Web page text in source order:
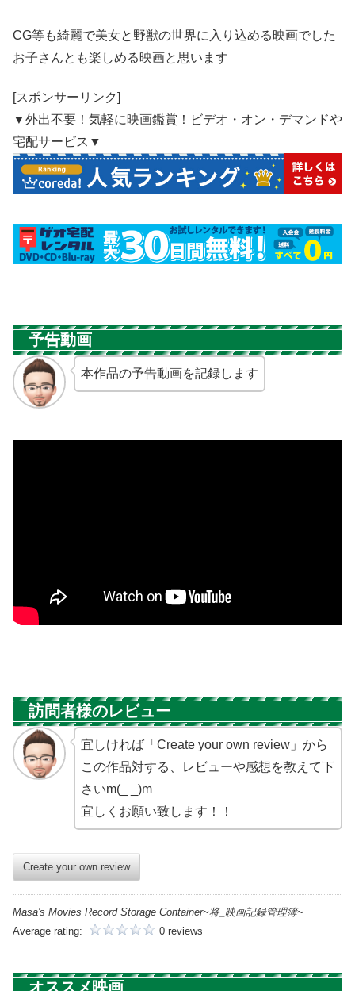
CG等も綺麗で美女と野獣の世界に入り込める映画でした
お子さんとも楽しめる映画と思います
[スポンサーリンク]
▼外出不要！気軽に映画鑑賞！ビデオ・オン・デマンドや
宅配サービス▼
予告動画
本作品の予告動画を記録します
訪問者様のレビュー
宜しければ「Create your own review」から
この作品対する、レビューや感想を教えて下
さいm(_ _)m
宜しくお願い致します！！
Create your own review
Masa's Movies Record Storage Container~将_映画記録管理簿~
Average rating:
0 reviews
オススメ映画